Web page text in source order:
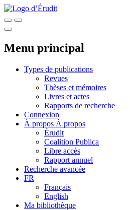
Menu principal
Types de publications
Revues
Thèses et mémoires
Livres et actes
Rapports de recherche
Connexion
À propos À propos
Érudit
Coalition Publica
Libre accès
Rapport annuel
Recherche avancée
FR
Français
English
Ma bibliothèque